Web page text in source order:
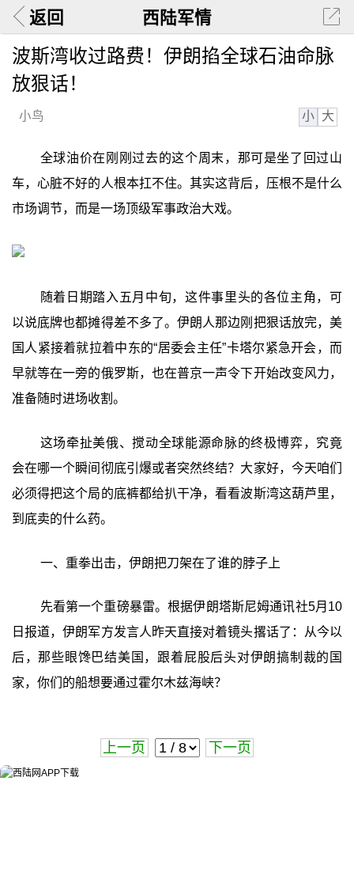
返回 西陆军情
波斯湾收过路费！伊朗掐全球石油命脉
放狠话！
小鸟 小 大
全球油价在刚刚过去的这个周末，那可是坐了回过山
车，心脏不好的人根本扛不住。其实这背后，压根不是什么
市场调节，而是一场顶级军事政治大戏。
随着日期踏入五月中旬，这件事里头的各位主角，可
以说底牌也都摊得差不多了。伊朗人那边刚把狠话放完，美
国人紧接着就拉着中东的“居委会主任”卡塔尔紧急开会，而
早就等在一旁的俄罗斯，也在普京一声令下开始改变风力，
准备随时进场收割。
这场牵扯美俄、搅动全球能源命脉的终极博弈，究竟
会在哪一个瞬间彻底引爆或者突然终结？大家好，今天咱们
必须得把这个局的底裤都给扒干净，看看波斯湾这葫芦里，
到底卖的什么药。
一、重拳出击，伊朗把刀架在了谁的脖子上
先看第一个重磅暴雷。根据伊朗塔斯尼姆通讯社5月10
日报道，伊朗军方发言人昨天直接对着镜头撂话了：从今以
后，那些眼馋巴结美国，跟着屁股后头对伊朗搞制裁的国
家，你们的船想要通过霍尔木兹海峡？
上一页 下一页